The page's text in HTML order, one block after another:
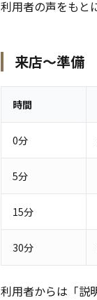
利用者の声をもと
来店〜準備
時間
0分
5分
15分
30分
利用者からは「説